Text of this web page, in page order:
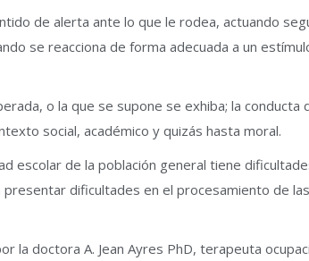
de alerta ante lo que le rodea, actuando
se reacciona de forma adecuada a un
o la que se supone se exhiba; la
social, académico y quizás hasta moral.
escolar de la población general tiene
dificultades en el procesamiento de
doctora A. Jean Ayres PhD, terapeuta